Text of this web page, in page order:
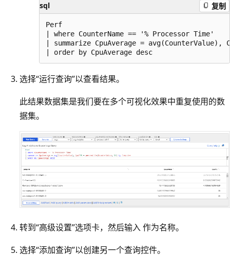
sql 复制
Perf
| where CounterName == '% Processor Time'
| summarize CpuAverage =
选择“运行查询”以查看结果。
此结果数据集是我们要在多个可视化效果中重复使用的数
据集。
转到“高级设置”选项卡，然后输入作为名称。
选择“添加查询”以创建另一个查询控件。